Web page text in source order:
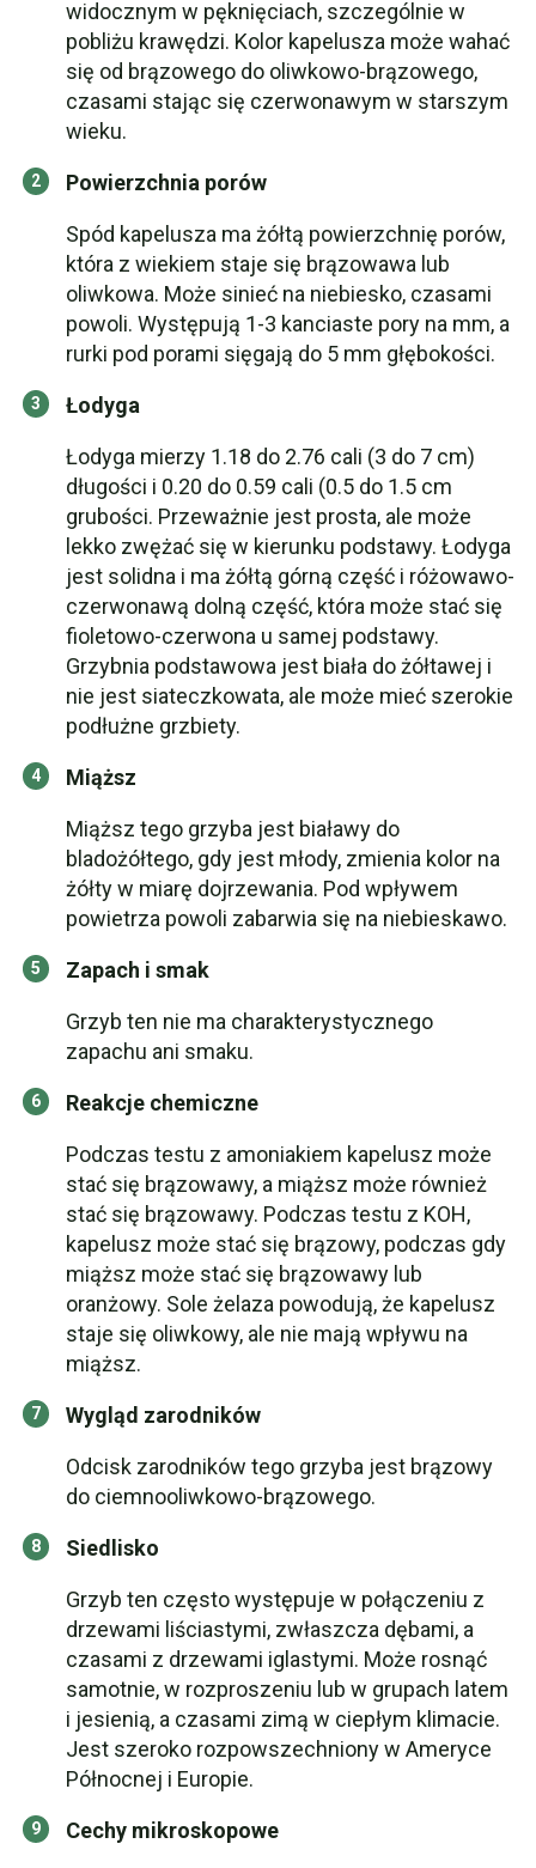
widocznym w pęknięciach, szczególnie w
pobliżu krawędzi. Kolor kapelusza może wahać
się od brązowego do oliwkowo-brązowego,
czasami stając się czerwonawym w starszym
wieku.
Powierzchnia porów
Spód kapelusza ma żółtą powierzchnię porów,
która z wiekiem staje się brązowawa lub
oliwkowa. Może sinieć na niebiesko, czasami
powoli. Występują 1-3 kanciaste pory na mm, a
rurki pod porami sięgają do 5 mm głębokości.
Łodyga
Łodyga mierzy 1.18 do 2.76 cali (3 do 7 cm)
długości i 0.20 do 0.59 cali (0.5 do 1.5 cm
grubości. Przeważnie jest prosta, ale może
lekko zwężać się w kierunku podstawy. Łodyga
jest solidna i ma żółtą górną część i różowawo-
czerwonawą dolną część, która może stać się
fioletowo-czerwona u samej podstawy.
Grzybnia podstawowa jest biała do żółtawej i
nie jest siateczkowata, ale może mieć szerokie
podłużne grzbiety.
Miąższ
Miąższ tego grzyba jest białawy do
bladożółtego, gdy jest młody, zmienia kolor na
żółty w miarę dojrzewania. Pod wpływem
powietrza powoli zabarwia się na niebieskawo.
Zapach i smak
Grzyb ten nie ma charakterystycznego
zapachu ani smaku.
Reakcje chemiczne
Podczas testu z amoniakiem kapelusz może
stać się brązowawy, a miąższ może również
stać się brązowawy. Podczas testu z KOH,
kapelusz może stać się brązowy, podczas gdy
miąższ może stać się brązowawy lub
oranżowy. Sole żelaza powodują, że kapelusz
staje się oliwkowy, ale nie mają wpływu na
miąższ.
Wygląd zarodników
Odcisk zarodników tego grzyba jest brązowy
do ciemnooliwkowo-brązowego.
Siedlisko
Grzyb ten często występuje w połączeniu z
drzewami liściastymi, zwłaszcza dębami, a
czasami z drzewami iglastymi. Może rosnąć
samotnie, w rozproszeniu lub w grupach latem
i jesienią, a czasami zimą w ciepłym klimacie.
Jest szeroko rozpowszechniony w Ameryce
Północnej i Europie.
Cechy mikroskopowe